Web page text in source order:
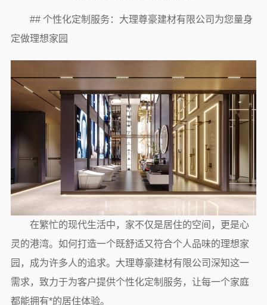
## 个性化定制服务：大理尊豪建材有限公司为您量身
定做理想家园
在繁忙的现代生活中，家不仅是居住的空间，更是心
灵的港湾。如何打造一个既舒适又符合个人品味的理想家
园，成为许多人的追求。大理尊豪建材有限公司深知这一
需求，致力于为客户提供个性化定制服务，让每一个家庭
都能拥有*的居住体验。